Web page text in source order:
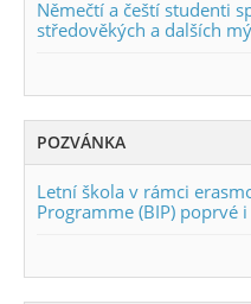
Němečtí a čeští studenti
středověkých a dalších
POZVÁNKA
Letní škola v rámci
Programme (BIP) poprvé